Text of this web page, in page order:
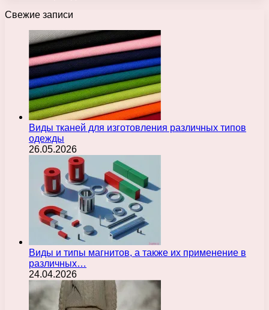
Свежие записи
Виды тканей для изготовления различных типов
одежды
26.05.2026
Виды и типы магнитов, а также их применение в
различных…
24.04.2026